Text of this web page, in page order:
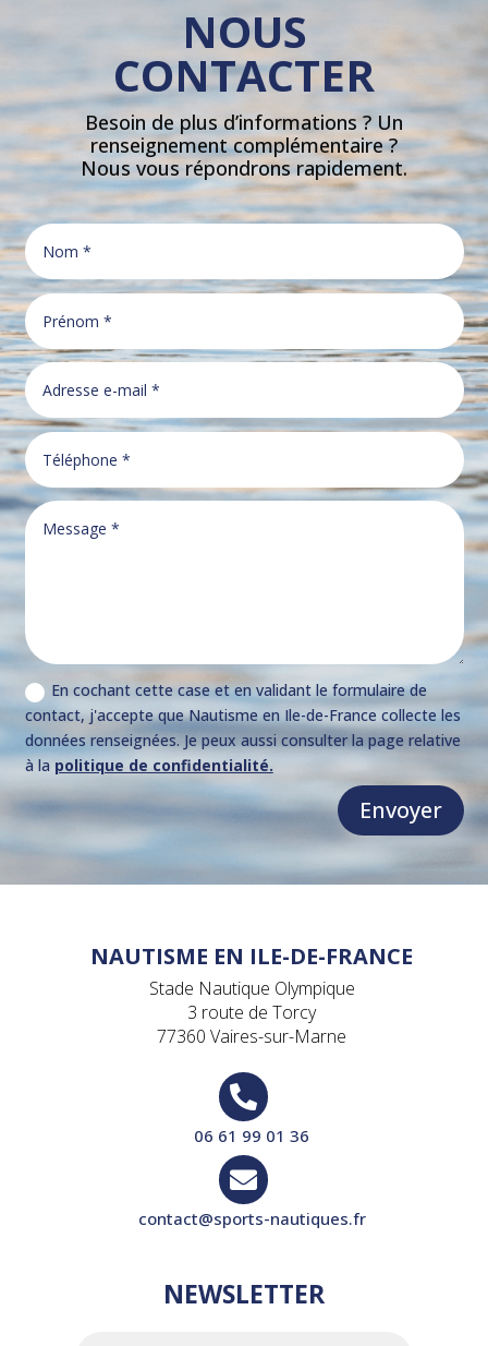
NOUS
CONTACTER
Besoin de plus d’informations ? Un
renseignement complémentaire ?
Nous vous répondrons rapidement.
En cochant cette case et en validant le formulaire de
contact, j'accepte que Nautisme en Ile-de-France collecte les
données renseignées. Je peux aussi consulter la page relative
à la politique de confidentialité.
Envoyer
NAUTISME EN ILE-DE-FRANCE
Stade Nautique Olympique
3 route de Torcy
77360 Vaires-sur-Marne

06 61 99 01 36

contact@sports-nautiques.fr
NEWSLETTER